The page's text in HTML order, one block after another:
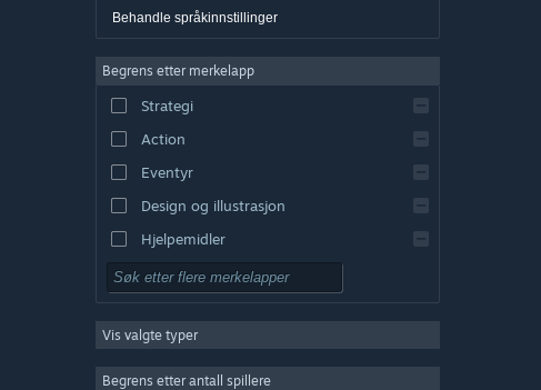
Behandle språkinnstillinger
Begrens etter merkelapp
Strategi
Action
Eventyr
Design og illustrasjon
Hjelpemidler
Gratis å spille
Massivt flerspiller
Indie
Vis valgte typer
Begrens etter antall spillere